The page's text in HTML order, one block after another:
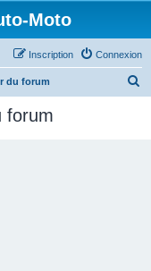
Moto
Connexion
Inscription
du forum
forum